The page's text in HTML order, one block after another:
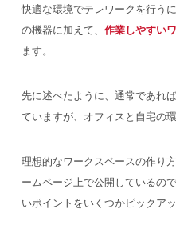
快適な環境でテレワークを行う
の機器に加えて、 作業しやすい
ます。
先に述べたように、通常であれ
ていますが、オフィスと自宅の
理想的なワークスペースの作り
ームページ上で公開しているの
いポイントをいくつかピックア